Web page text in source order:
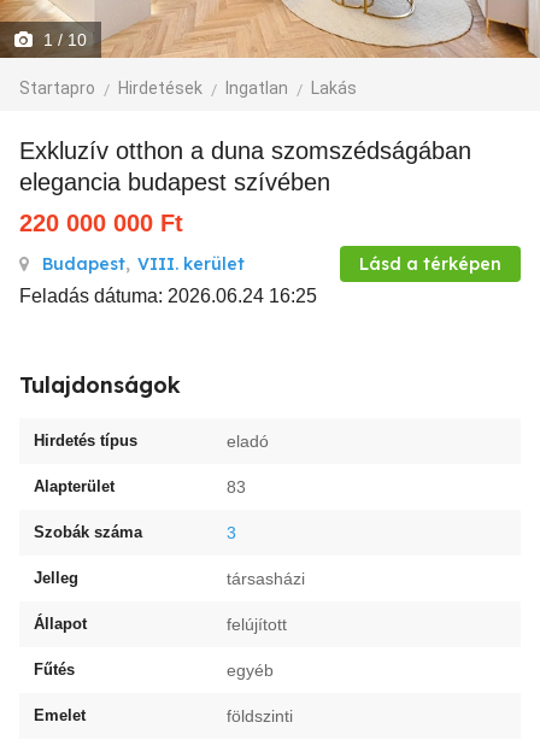
1 / 10
Startapro Hirdetések Ingatlan Lakás
Exkluzív otthon a duna szomszédságában
elegancia budapest szívében
220 000 000 Ft
Budapest, VIII. kerület Lásd a térképen
Feladás dátuma: 2026.06.24 16:25
Tulajdonságok
Hirdetés típus eladó
Alapterület 83
Szobák száma 3
Jelleg társasházi
Állapot felújított
Fűtés egyéb
Emelet földszinti